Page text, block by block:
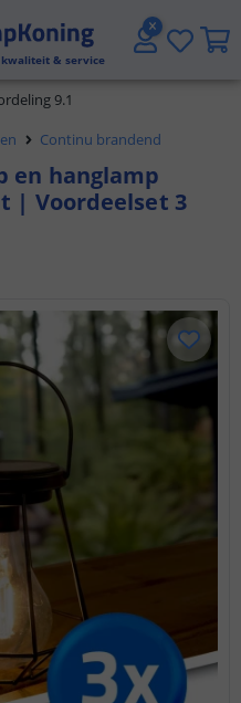
& service
€ 20,- NL en BE
9.1
morgen in huis
Continu brandend
en hanglamp
| Voordeelset 3